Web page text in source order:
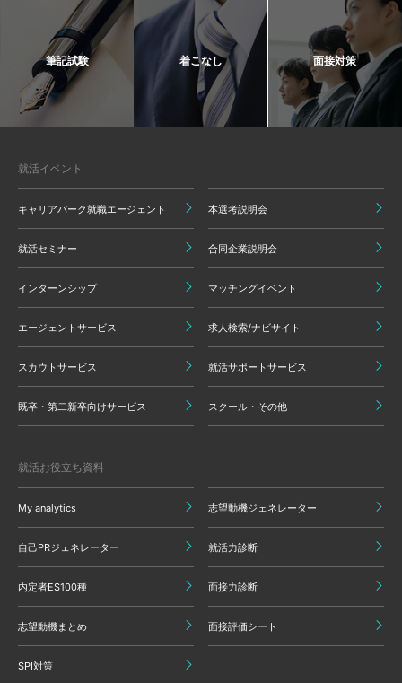
筆記試験 着こなし 面接対策
就活イベント
キャリアパーク就職エージェント 本選考説明会
就活セミナー 合同企業説明会
インターンシップ マッチングイベント
エージェントサービス 求人検索/ナビサイト
スカウトサービス 就活サポートサービス
既卒・第二新卒向けサービス スクール・その他
就活お役立ち資料
My analytics 志望動機ジェネレーター
自己PRジェネレーター 就活力診断
内定者ES100種 面接力診断
志望動機まとめ 面接評価シート
SPI対策